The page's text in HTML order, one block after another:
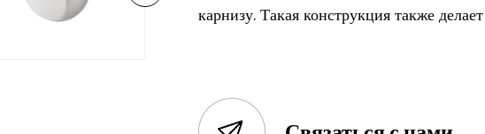
карнизу. Такая конструкция также